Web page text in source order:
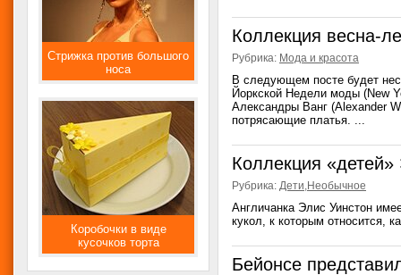
Коллекция весна-
Рубрика: Мода и красота
В следующем посте будет
Йоркской Недели моды (New
Александры Ванг (Alexander
потрясающие платья. ...
Коллекция «детей»
Рубрика: Дети,Необычное
Англичанка Элис Уинстон
кукол, к которым относится,
Бейонсе
Стрижка против большого
носа
Коробочки в виде
кусочков торта